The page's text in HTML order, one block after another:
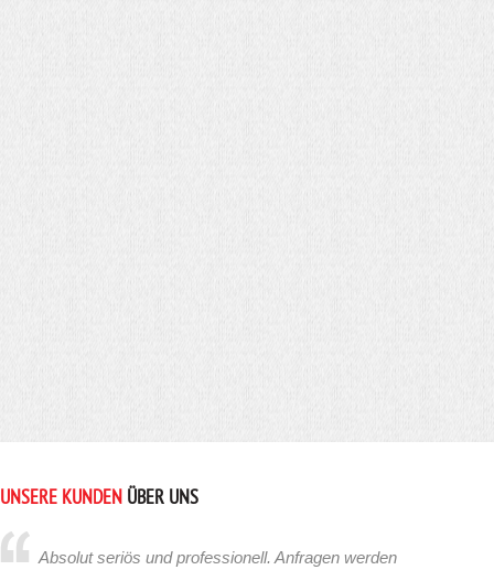
UNSERE KUNDEN ÜBER UNS
Absolut seriös und professionell. Anfragen werden